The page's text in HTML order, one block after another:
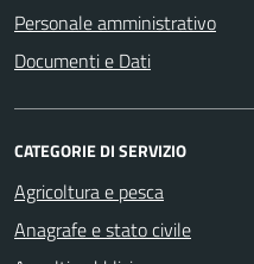
Personale amministrativo
Documenti e Dati
CATEGORIE DI SERVIZIO
Agricoltura e pesca
Anagrafe e stato civile